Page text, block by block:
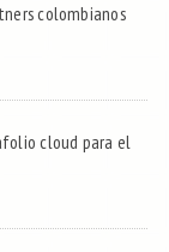
colombianos
cloud para el